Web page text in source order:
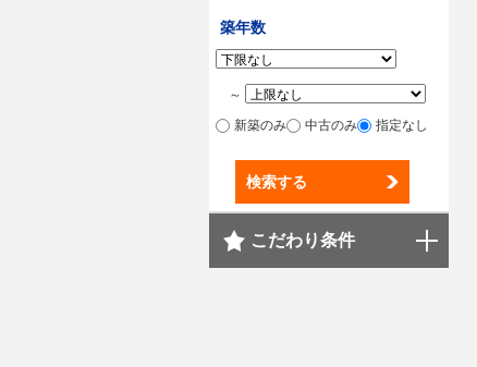
築年数
～
新築のみ
中古のみ 指定なし
検索する
こだわり条件